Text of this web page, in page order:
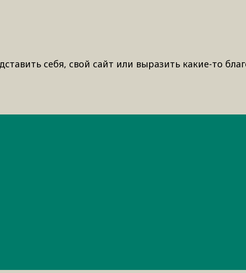
себя, свой сайт или выразить какие-то